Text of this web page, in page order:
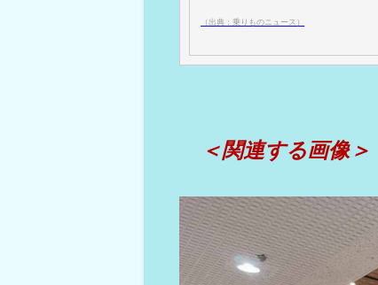
（出典：乗りものニュース）
＜関連する画像＞